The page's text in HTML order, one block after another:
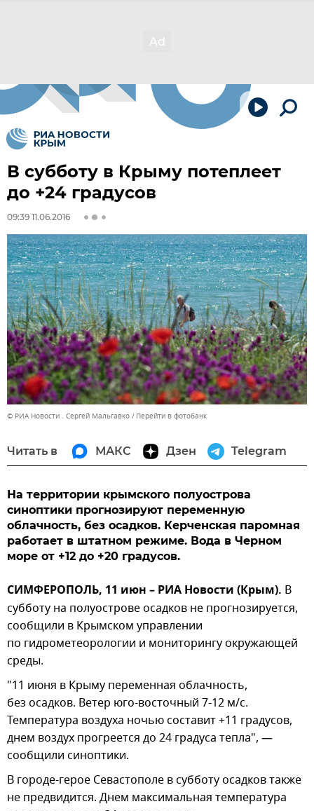
В субботу в Крыму потеплеет
до +24 градусов
09:39 11.06.2016
© РИА Новости . Сергей Мальгавко Перейти в фотобанк
Читать в МАКС Дзен Telegram
На территории крымского полуострова
синоптики прогнозируют переменную
облачность, без осадков. Керченская паромная
работает в штатном режиме. Вода в Черном
море от +12 до +20 градусов.
СИМФЕРОПОЛЬ, 11 июн – РИА Новости (Крым). В
субботу на полуострове осадков не прогнозируется,
сообщили в Крымском управлении
по гидрометеорологии и мониторингу окружающей
среды.
"11 июня в Крыму переменная облачность,
без осадков. Ветер юго-восточный 7-12 м/с.
Температура воздуха ночью составит +11 градусов,
днем воздух прогреется до 24 градуса тепла", —
сообщили синоптики.
В городе-герое Севастополе в субботу осадков также
не предвидится. Днем максимальная температура